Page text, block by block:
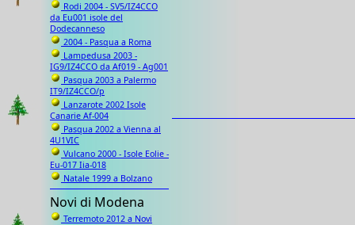
Rodi 2004 - SV5/IZ4CCO
da Eu001 isole del
Dodecanneso
2004 - Pasqua a Roma
Lampedusa 2003 -
IG9/IZ4CCO da Af019 - Ag001
Pasqua 2003 a Palermo
IT9/IZ4CCO/p
Lanzarote 2002 Isole
Canarie Af-004
Pasqua 2002 a Vienna al
4U1VIC
Vulcano 2000 - Isole Eolie -
Eu-017 Iia-018
Natale 1999 a Bolzano
Novi di Modena
Terremoto 2012 a Novi